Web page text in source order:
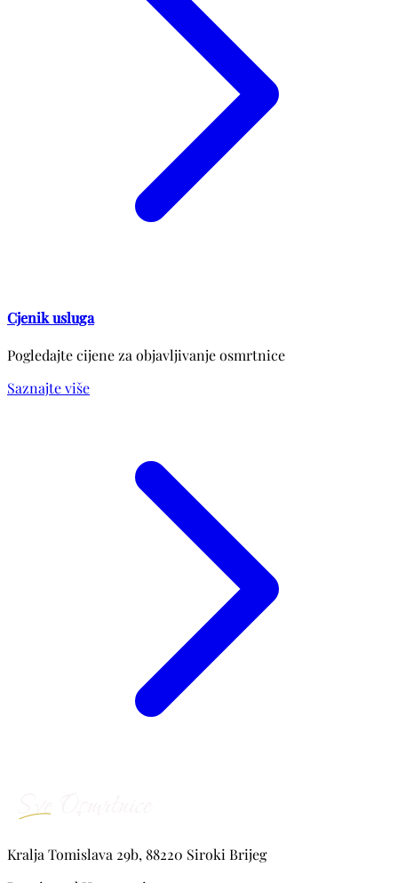
Cjenik usluga
Pogledajte cijene za objavljivanje osmrtnice
Saznajte više
Kralja Tomislava 29b, 88220 Siroki Brijeg